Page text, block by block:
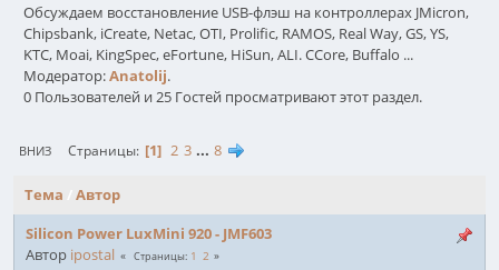
Обсуждаем восстановление USB-флэш на контроллерах JMicron,
Chipsbank, iCreate, Netac, OTI, Prolific, RAMOS, Real Way, GS, YS,
KTC, Moai, KingSpec, eFortune, HiSun, ALI. CCore, Buffalo ...
Модератор:Anatolij.
0 Пользователей и 25 Гостей просматривают этот раздел.
ВНИЗ Страницы 1 2 3 ... 8
Тема
Автор
Silicon Power LuxMini 920 - JMF603
Автор ipostal Страницы 1 2